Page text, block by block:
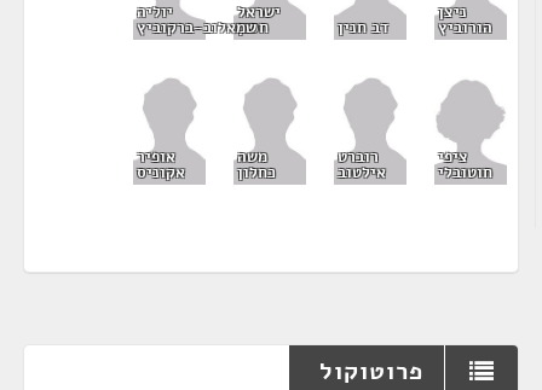
ניצן
הורוביץ דב חנין
ישראל
חסון
יוליה
שמאלוב-ברקוביץ
ציפי
חוטובלי
רוברט
אילטוב
משה
כחלון
אופיר
אקוניס
פרוטוקול